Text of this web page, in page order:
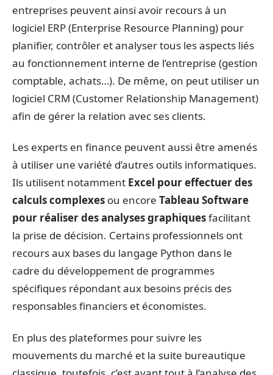
entreprises peuvent ainsi avoir recours à un
logiciel ERP (Enterprise Resource Planning) pour
planifier, contrôler et analyser tous les aspects liés
au fonctionnement interne de l’entreprise (gestion
comptable, achats…). De même, on peut utiliser un
logiciel CRM (Customer Relationship Management)
afin de gérer la relation avec ses clients.
Les experts en finance peuvent aussi être amenés
à utiliser une variété d’autres outils informatiques.
Ils utilisent notamment Excel pour effectuer des
calculs complexes ou encore Tableau Software
pour réaliser des analyses graphiquesfacilitant
la prise de décision. Certains professionnels ont
recours aux bases du langage Python dans le
cadre du développement de programmes
spécifiques répondant aux besoins précis des
responsables financiers et économistes.
En plus des plateformes pour suivre les
mouvements du marché et la suite bureautique